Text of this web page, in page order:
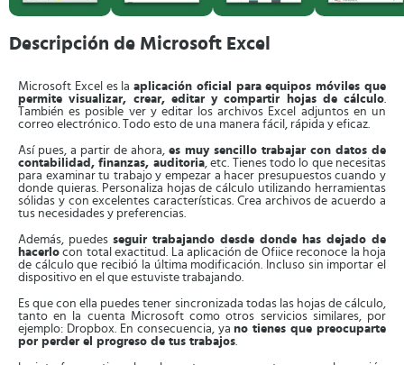
Descripción de Microsoft Excel
Microsoft Excel es laaplicación oficial para equipos móviles que
permite visualizar, crear, editar y compartir hojas de cálculo.
También es posible ver y editar los archivos Excel adjuntos en un
correo electrónico. Todo esto de una manera fácil, rápida y eficaz.
Así pues, a partir de ahora, es muy sencillo trabajar con datos de
contabilidad, finanzas, auditoria, etc. Tienes todo lo que necesitas
para examinar tu trabajo y empezar a hacer presupuestos cuando y
donde quieras. Personaliza hojas de cálculo utilizando herramientas
sólidas y con excelentes características. Crea archivos de acuerdo a
tus necesidades y preferencias.
Además, puedes seguir trabajando desde donde has dejado de
hacerlo con total exactitud. La aplicación de Ofiice reconoce la hoja
de cálculo que recibió la última modificación. Incluso sin importar el
dispositivo en el que estuviste trabajando.
Es que con ella puedes tener sincronizada todas las hojas de cálculo,
tanto en la cuenta Microsoft como otros servicios similares, por
ejemplo: Dropbox. En consecuencia, yano tienes que preocuparte
por perder el progreso de tus trabajos.